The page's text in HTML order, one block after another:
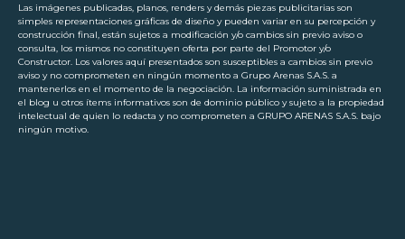
Las imágenes publicadas, planos, renders y demás piezas publicitarias son
simples representaciones gráficas de diseño y pueden variar en su percepción y
construcción final, están sujetos a modificación y/o cambios sin previo aviso o
consulta, los mismos no constituyen oferta por parte del Promotor y/o
Constructor. Los valores aquí presentados son susceptibles a cambios sin previo
aviso y no comprometen en ningún momento a Grupo Arenas S.A.S. a
mantenerlos en el momento de la negociación. La información suministrada en
el blog u otros ítems informativos son de dominio público y sujeto a la propiedad
intelectual de quien lo redacta y no comprometen a GRUPO ARENAS S.A.S. bajo
ningún motivo.